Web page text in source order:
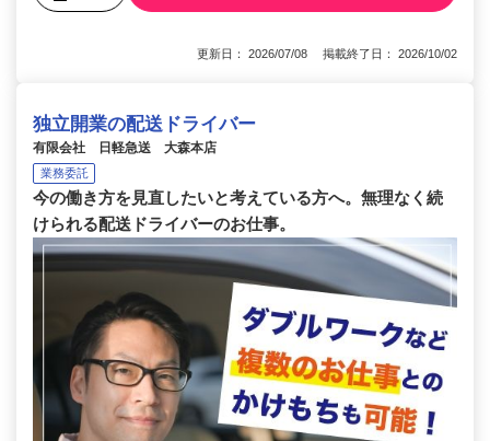
更新日： 2026/07/08 掲載終了日： 2026/10/02
独立開業の配送ドライバー
有限会社 日軽急送 大森本店
業務委託
今の働き方を見直したいと考えている方へ。無理なく続
けられる配送ドライバーのお仕事。